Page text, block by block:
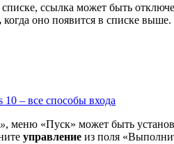
списке, ссылка может быть
когда оно появится в списке выше.
– все способы входа
, меню «Пуск» может быть
управление из поля